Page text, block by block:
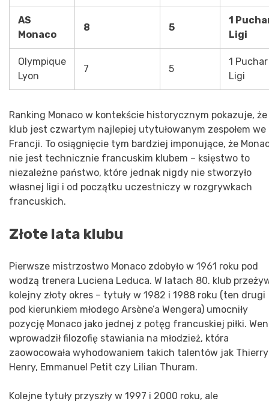
AS
Monaco
8 5
1
Ligi
Olympique
Lyon
7 5
1 Puchar
Ligi
Ranking Monaco w kontekście historycznym pokazuje, że
klub jest czwartym najlepiej utytułowanym zespołem we
Francji. To osiągnięcie tym bardziej imponujące, że
nie jest technicznie francuskim klubem – księstwo to
niezależne państwo, które jednak nigdy nie stworzyło
własnej ligi i od początku uczestniczy w rozgrywkach
francuskich.
Złote lata klubu
Pierwsze mistrzostwo Monaco zdobyło w 1961 roku pod
wodzą trenera Luciena Leduca. W latach 80. klub
kolejny złoty okres – tytuły w 1982 i 1988 roku (ten drugi
pod kierunkiem młodego Arsène’a Wengera) umocniły
pozycję Monaco jako jednej z potęg francuskiej piłki.
wprowadził filozofię stawiania na młodzież, która
zaowocowała wyhodowaniem takich talentów jak Thierry
Henry, Emmanuel Petit czy Lilian Thuram.
Kolejne tytuły przyszły w 1997 i 2000 roku, ale